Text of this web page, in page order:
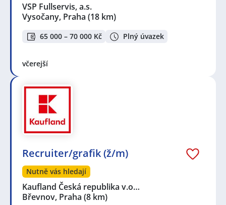
VSP Fullservis, a.s.
Vysočany, Praha (18 km)
65 000 – 70 000 Kč Plný úvazek
včerejší
Recruiter/grafik (ž/m)
Nutně vás hledají
Kaufland Česká republika v.o…
Břevnov, Praha (8 km)